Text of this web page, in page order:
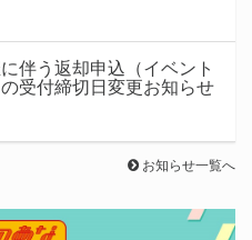
伴う返却申込（イベント
受付締切日変更お知らせ
お知らせ一覧へ